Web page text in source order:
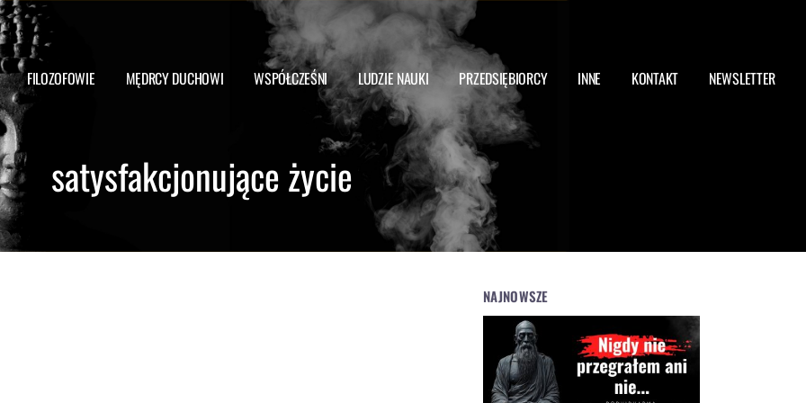
FILOZOFOWIE MĘDRCY DUCHOWI WSPÓŁCZEŚNI LUDZIE NAUKI PRZEDSIĘBIORCY INNE KONTAKT NEWSLETTER
satysfakcjonujące życie
NAJNOWSZE